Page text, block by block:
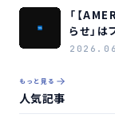
「【
らせ」
スプレ
もっと見る
人気記事